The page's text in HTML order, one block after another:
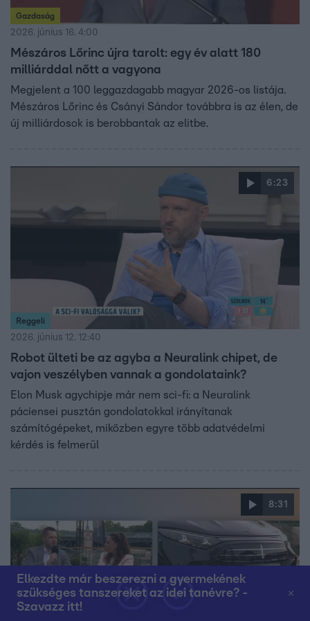
Elkezdte már beszerezni a gyermekének
szükséges tanszereket az idei tanévre? -
Szavazz itt!
Gazdaság
2026. június 16. 4:00
Mészáros Lőrinc újra tarolt: egy év alatt 180
milliárddal nőtt a vagyona
Megjelent a 100 leggazdagabb magyar 2026-os listája.
Mészáros Lőrinc és Csányi Sándor továbbra is az élen, de
új milliárdosok is berobbantak az elitbe.
6:23
Reggeli
2026. június 12. 12:40
Robot ülteti be az agyba a Neuralink chipet, de
vajon veszélyben vannak a gondolataink?
Elon Musk agychipje már nem sci-fi: a Neuralink
páciensei pusztán gondolatokkal irányítanak
számítógépeket, miközben egyre több adatvédelmi
kérdés is felmerül
8:31